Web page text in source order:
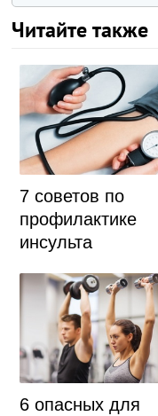
Читайте также
7 советов по
профилактике
инсульта
6 опасных для